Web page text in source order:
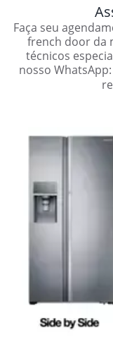
Faça seu
french door da
técnicos
nosso WhatsApp: